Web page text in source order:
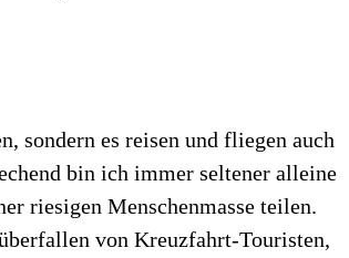
sondern es reisen und fliegen auch
bin ich immer seltener alleine
riesigen Menschenmasse teilen.
von Kreuzfahrt-Touristen,